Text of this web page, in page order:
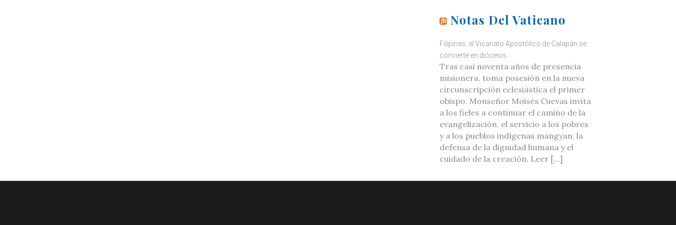
Notas Del Vaticano
Filipinas: el Vicariato Apostólico de Calapán se
convierte en diócesis
Tras casi noventa años de presencia
misionera, toma posesión en la nueva
circunscripción eclesiástica el primer
obispo. Monseñor Moisés Cuevas invita
a los fieles a continuar el camino de la
evangelización, el servicio a los pobres
y a los pueblos indígenas mangyan, la
defensa de la dignidad humana y el
cuidado de la creación. Leer […]